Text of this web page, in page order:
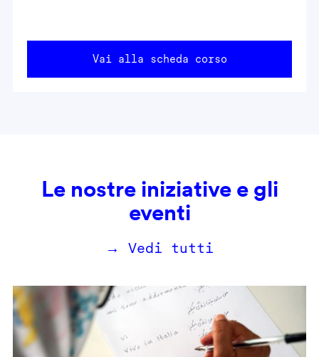
Vai alla scheda corso
Le nostre iniziative e gli
eventi
→ Vedi tutti